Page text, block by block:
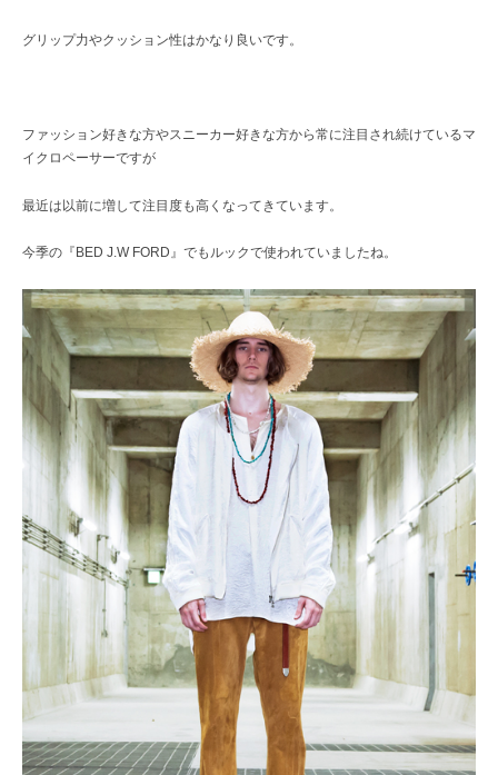
グリップ力やクッション性はかなり良いです。
ファッション好きな方やスニーカー好きな方から常に注目され続けているマ
イクロペーサーですが
最近は以前に増して注目度も高くなってきています。
今季の『BED J.W FORD』でもルックで使われていましたね。